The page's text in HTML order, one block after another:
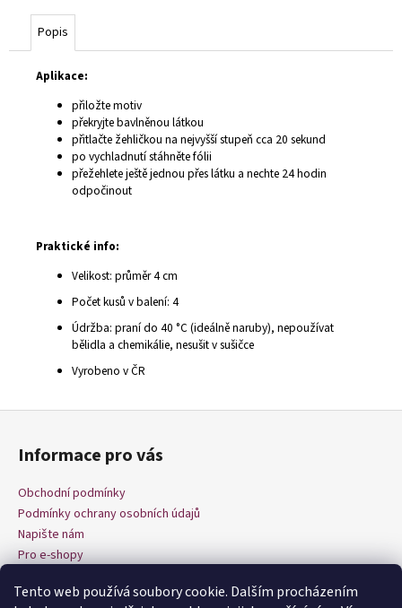
Tento web používá soubory cookie. Dalším procházením
Popis
Aplikace:
přiložte motiv
překryjte bavlněnou látkou
přitlačte žehličkou na nejvyšší stupeň cca 20 sekund
po vychladnutí stáhněte fólii
přežehlete ještě jednou přes látku a nechte 24 hodin
odpočinout
Praktické info:
Velikost: průměr 4 cm
Počet kusů v balení: 4
Údržba: praní do 40 °C (ideálně naruby), nepoužívat
bělidla a chemikálie, nesušit v sušičce
Vyrobeno v ČR
Z
Informace pro vás
Obchodní podmínky
Podmínky ochrany osobních údajů
Napište nám
Pro e-shopy